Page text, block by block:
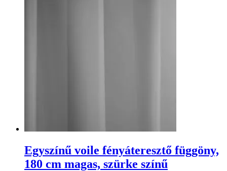
Egyszínű voile fényáteresztő függöny,
180 cm magas, szürke színű